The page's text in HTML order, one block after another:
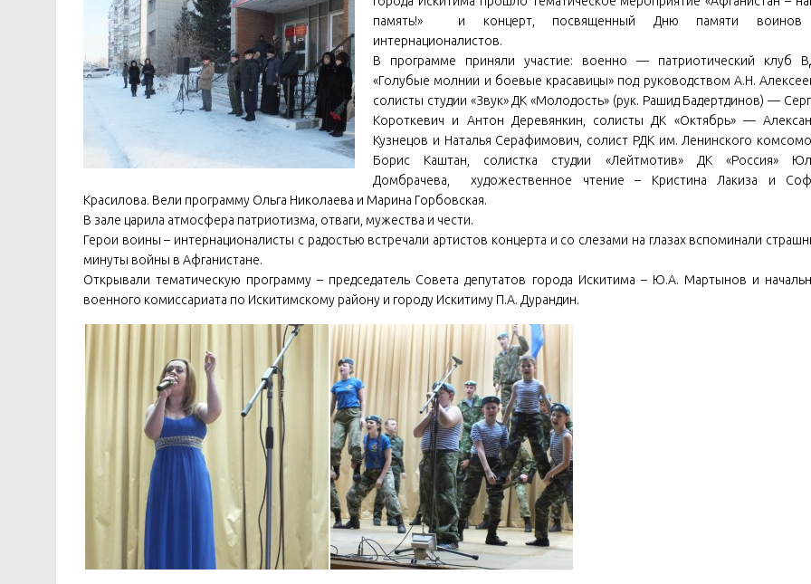
память!» и концерт, посвященный Дню памяти
интернационалистов.
В программе приняли участие: военно — патриотический клуб
«Голубые молнии и боевые красавицы» под руководством А.Н.
солисты студии «Звук» ДК «Молодость» (рук. Рашид Бадертдинов) —
Короткевич и Антон Деревянкин, солисты ДК «Октябрь» —
Кузнецов и Наталья Серафимович, солист РДК им. Ленинского
Борис Каштан, солистка студии «Лейтмотив» ДК «Россия»
Домбрачева, художественное чтение – Кристина Лакиза и
Красилова. Вели программу Ольга Николаева и Марина Горбовская.
В зале царила атмосфера патриотизма, отваги, мужества и чести.
Герои воины – интернационалисты с радостью встречали артистов концерта и со слезами на глазах вспоминали
минуты войны в Афганистане.
Открывали тематическую программу – председатель Совета депутатов города Искитима – Ю.А. Мартынов и
военного комиссариата по Искитимскому району и городу Искитиму П.А. Дурандин.